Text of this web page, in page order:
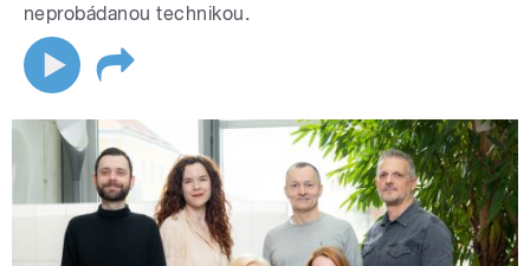
neprobádanou technikou.